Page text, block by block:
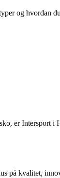
og hvordan
er Intersport
på kvalitet,